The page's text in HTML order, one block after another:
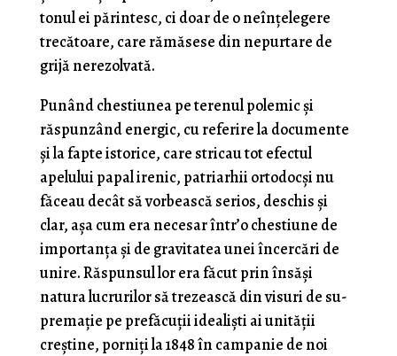
tonul ei părintesc, ci doar de o neînţelegere
trecătoare, care rămăsese din nepurtare de
grijă nerezolvată.
Punând chestiunea pe terenul polemic şi
răspunzând energic, cu referire la documente
şi la fapte istorice, care stricau tot efectul
apelului papal irenic, patriarhii ortodocşi nu
făceau decât să vorbească serios, deschis şi
clar, aşa cum era necesar într’o chestiune de
importanța şi de gravitatea unei încercări de
unire. Răspunsul lor era făcut prin însăşi
natura lucrurilor să trezească din visuri de su­
premaţie pe prefăcuţii idealişti ai unităţii
creştine, porniţi la 1848 în campanie de noi